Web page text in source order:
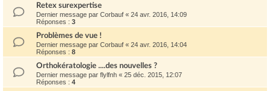
Retex surexpertise
Dernier message par Corbauf « 24 avr. 2016, 14:09
Réponses : 3
Problèmes de vue !
Dernier message par Corbauf « 24 avr. 2016, 14:04
Réponses : 8
Orthokératologie ....des nouvelles ?
Dernier message par flylfnh « 25 déc. 2015, 12:07
Réponses : 4